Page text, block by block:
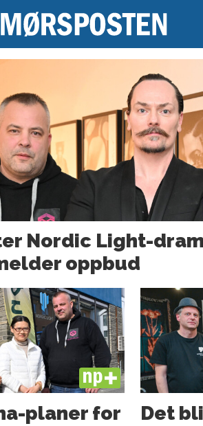
Nordic Light-
oppbud
PLUS
planer for
Det